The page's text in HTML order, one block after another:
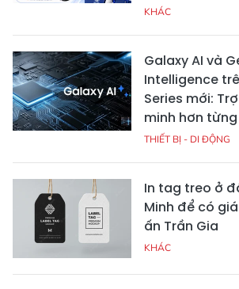
KHÁC
Galaxy AI và
Intelligence
Series mới:
minh hơn
THIẾT BỊ - DI ĐỘNG
In tag treo ở
Minh để có
ấn Trần Gia
KHÁC